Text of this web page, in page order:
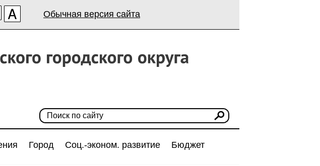
Обычная версия сайта
Город Соц.-эконом. развитие
Бюджет